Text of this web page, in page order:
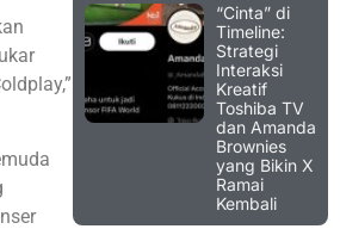
“Cinta” di
Timeline:
Strategi
Interaksi
Kreatif
Toshiba TV
dan Amanda
Brownies
yang Bikin X
Ramai
Kembali